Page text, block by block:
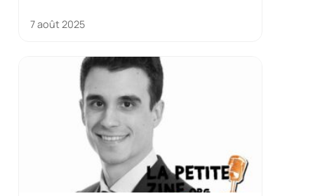
7 août 2025